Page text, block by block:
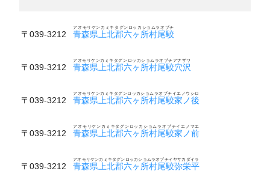
〒039-3212 青森県上北郡六ヶ所村尾駮
アオモリケンカミキタグンロッカショムラオブチ
〒039-3212 青森県上北郡六ヶ所村尾駮穴沢
アオモリケンカミキタグンロッカショムラオブチアナザワ
〒039-3212 青森県上北郡六ヶ所村尾駮家ノ後
アオモリケンカミキタグンロッカショムラオブチイエノウシロ
〒039-3212 青森県上北郡六ヶ所村尾駮家ノ前
アオモリケンカミキタグンロッカショムラオブチイエノマエ
〒039-3212 青森県上北郡六ヶ所村尾駮弥栄平
アオモリケンカミキタグンロッカショムラオブチイヤサカダイラ